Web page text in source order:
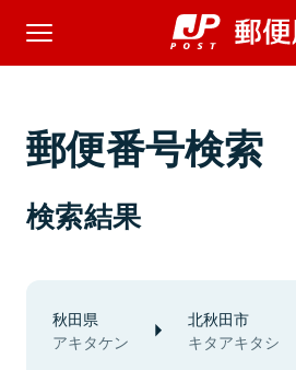
郵便番号検索
検索結果
秋田県
アキタケン
北秋田市
キタアキタシ